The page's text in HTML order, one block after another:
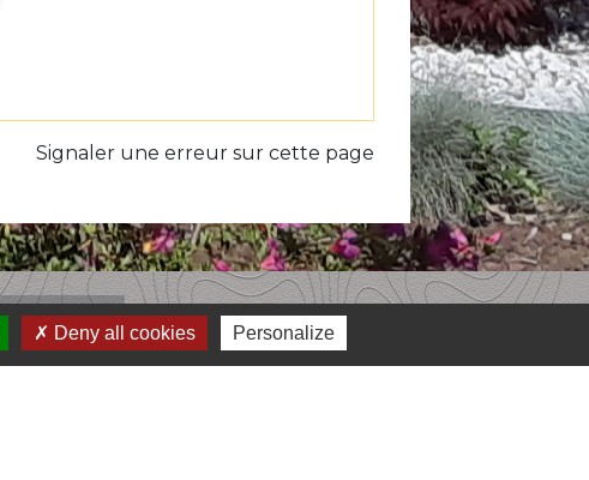
Signaler une erreur sur cette page
Liens
Deny all cookies Personalize